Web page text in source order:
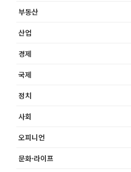
부동산
산업
경제
국제
정치
사회
오피니언
문화·라이프